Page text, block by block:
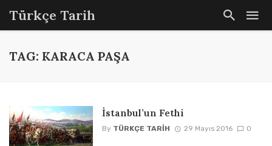
Türkçe Tarih
TAG: KARACA PAŞA
İstanbul’un Fethi
By TÜRKÇE TARIH 29 Mayıs 2016 0